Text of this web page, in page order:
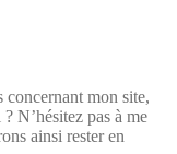
concernant mon site,
N’hésitez pas à me
ainsi rester en